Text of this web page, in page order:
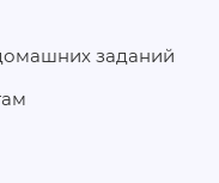
заданий